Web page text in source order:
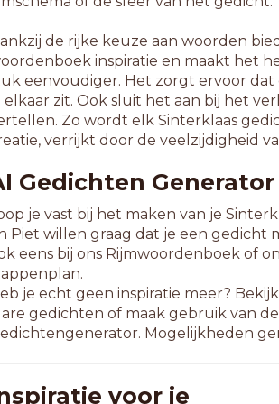
de rijke keuze aan woorden
inspiratie en maakt het
eenvoudiger. Het zorgt ervoor dat
elkaar zit. Ook sluit het aan bij het
Zo wordt elk Sinterklaas
verrijkt door de veelzijdigheid
Gedichten Generator
je vast bij het maken van je
Piet willen graag dat je een gedicht
eens bij ons Rijmwoordenboek of
je echt geen inspiratie meer?
gedichten of maak gebruik van de
Mogelijkheden
voor je